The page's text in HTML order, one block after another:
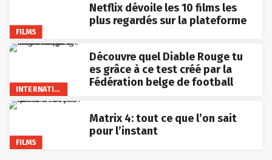
FILMS
Netflix dévoile les 10 films les
plus regardés sur la plateforme
INTERNATIONAL
Découvre quel Diable Rouge tu
es grâce à ce test créé par la
Fédération belge de football
FILMS
Matrix 4: tout ce que l’on sait
pour l’instant